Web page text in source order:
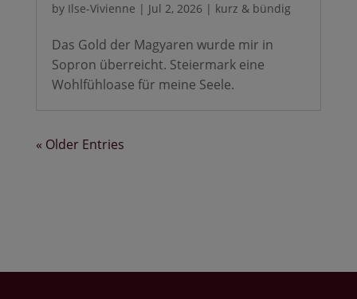
by Ilse-Vivienne | Jul 2, 2026 | kurz & bündig
Das Gold der Magyaren wurde mir in
Sopron überreicht. Steiermark eine
Wohlfühloase für meine Seele.
« Older Entries